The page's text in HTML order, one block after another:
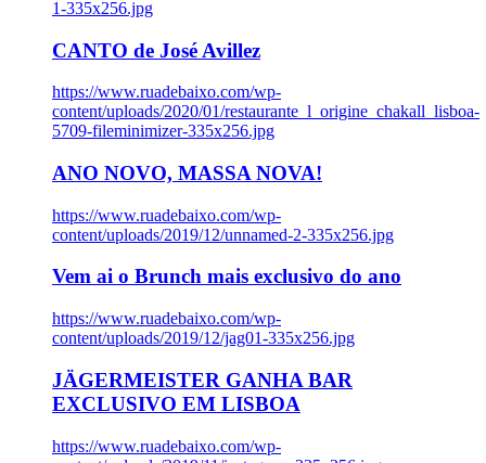
1-335x256.jpg
CANTO de José Avillez
https://www.ruadebaixo.com/wp-
content/uploads/2020/01/restaurante_l_origine_chakall_lisboa-
5709-fileminimizer-335x256.jpg
ANO NOVO, MASSA NOVA!
https://www.ruadebaixo.com/wp-
content/uploads/2019/12/unnamed-2-335x256.jpg
Vem ai o Brunch mais exclusivo do ano
https://www.ruadebaixo.com/wp-
content/uploads/2019/12/jag01-335x256.jpg
JÄGERMEISTER GANHA BAR
EXCLUSIVO EM LISBOA
https://www.ruadebaixo.com/wp-